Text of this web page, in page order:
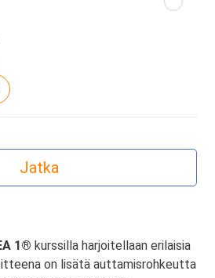
1® kurssilla harjoitellaan erilaisia
on lisätä auttamisrohkeutta